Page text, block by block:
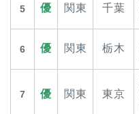
5 優 関東 千葉
6 優 関東 栃木
7 優 関東 東京